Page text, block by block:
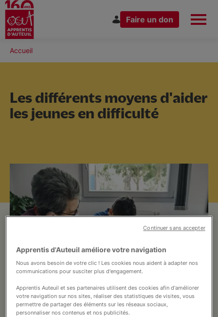
Nous connaître
Nous rejoindre
Vous accompagner
Faire un don
Fil
d'Ariane
Accueil
Les différents moyens d'aider
les jeunes en difficulté
Le jeune Eddy pendant l'aide au devoir à la maison d'enfants Saint-François d'Assise
avec une bénévole, Michèle ©Yann Castanier/Apprentis d'Auteuil
Apprentis d'Auteuil améliore votre navigation
Nous avons besoin de votre clic ! Les cookies nous aident à adapter nos
communications pour susciter plus d'engagement.
Apprentis Auteuil et ses partenaires utilisent des cookies afin d'améliorer
votre navigation sur nos sites, réaliser des statistiques de visites, vous
permettre de partager des éléments sur les réseaux sociaux,
personnaliser nos contenus et nos publicités.
Continuer sans accepter